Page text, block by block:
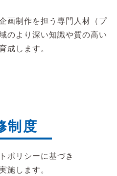
画制作を担う専門人材（プ
のより深い知識や質の高い
成します。
制度
ポリシーに基づき
施します。